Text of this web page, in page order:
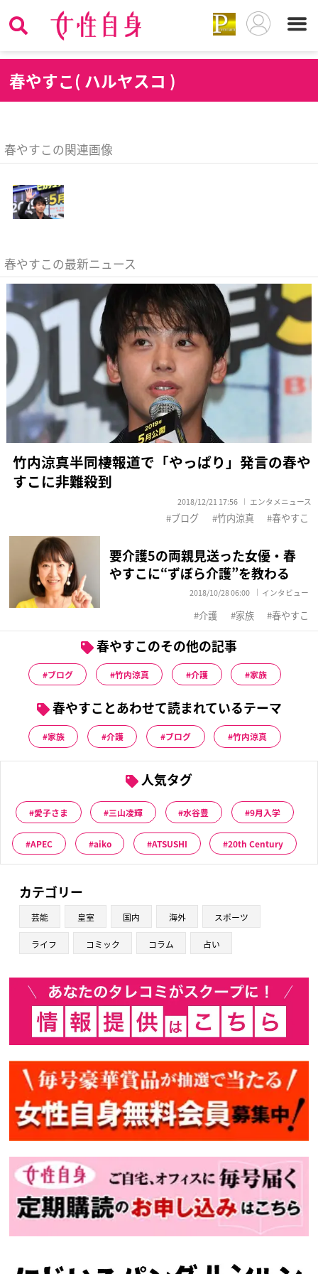
春やすこ( ハルヤスコ )
春やすこの関連画像
春やすこの最新ニュース
竹内涼真半同棲報道で「やっぱり」発言の春や
すこに非難殺到
2018/12/21 17:56 エンタメニュース
ブログ 竹内涼真 春やすこ
要介護5の両親見送った女優・春
やすこに“ずぼら介護”を教わる
2018/10/28 06:00 インタビュー
介護 家族 春やすこ
春やすこのその他の記事
ブログ 竹内涼真 介護 家族
春やすことあわせて読まれているテーマ
家族 介護 ブログ 竹内涼真
人気タグ
愛子さま 三山凌輝 水谷豊 9月入学
APEC aiko ATSUSHI 20th Century
カテゴリー
芸能 皇室 国内 海外 スポーツ
ライフ コミック コラム 占い